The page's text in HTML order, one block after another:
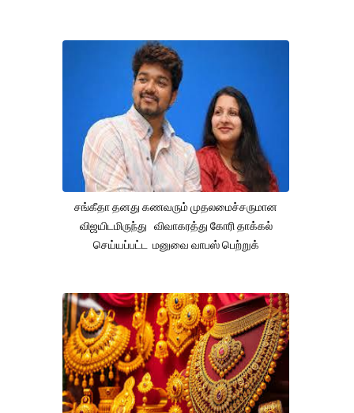
சங்கீதா தனது கணவரும் முதலமைச்சருமான
விஜயிடமிருந்து விவாகரத்து கோரி தாக்கல்
செய்யப்பட்ட மனுவை வாபஸ் பெற்றுக்